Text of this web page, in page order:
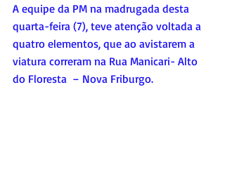
A equipe da PM na madrugada desta
quarta-feira (7), teve atenção voltada a
quatro elementos, que ao avistarem a
viatura correram na Rua Manicari- Alto
do Floresta  – Nova Friburgo.